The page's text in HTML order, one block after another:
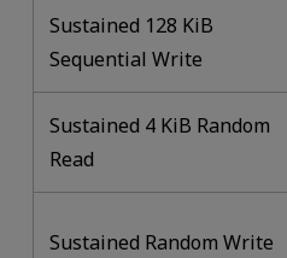
Sustained 128 KiB
Sequential Write
Sustained 4 KiB Random
Read
Sustained Random Write